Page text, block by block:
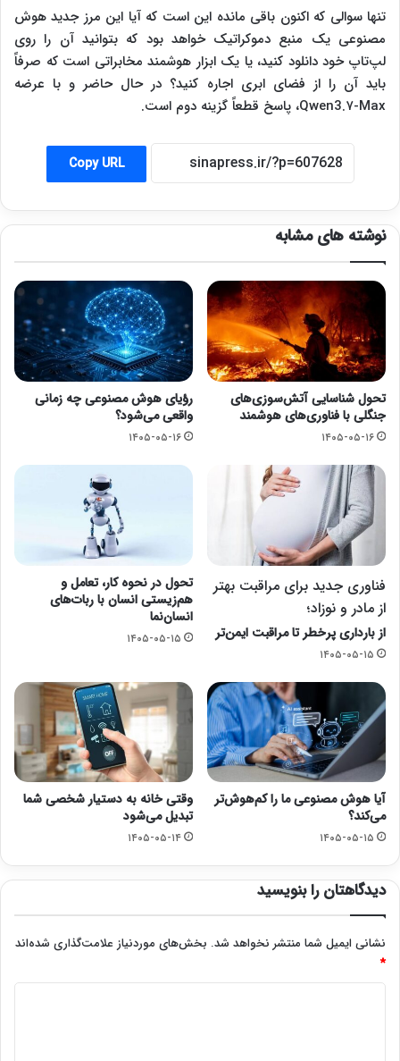
تنها سوالی که اکنون باقی مانده این است که آیا این مرز جدید هوش
مصنوعی یک منبع دموکراتیک خواهد بود که بتوانید آن را روی
لپ‌تاپ خود دانلود کنید، یا یک ابزار هوشمند مخابراتی است که صرفاً
باید آن را از فضای ابری اجاره کنید؟ در حال حاضر و با عرضه
Qwen3.۷-Max، پاسخ قطعاً گزینه دوم است.
Copy URL
نوشته های مشابه
تحول شناسایی آتش‌سوزی‌های
جنگلی با فناوری‌های هوشمند
۱۴۰۵-۰۵-۱۶
رؤیای هوش مصنوعی چه زمانی
واقعی می‌شود؟
۱۴۰۵-۰۵-۱۶
فناوری جدید برای مراقبت بهتر
از مادر و نوزاد؛
از بارداری پرخطر تا مراقبت ایمن‌تر
۱۴۰۵-۰۵-۱۵
تحول در نحوه کار، تعامل و
هم‌زیستی انسان با ربات‌های
انسان‌نما
۱۴۰۵-۰۵-۱۵
آیا هوش مصنوعی ما را کم‌هوش‌تر
می‌کند؟
۱۴۰۵-۰۵-۱۵
وقتی خانه به دستیار شخصی شما
تبدیل می‌شود
۱۴۰۵-۰۵-۱۴
دیدگاهتان را بنویسید
نشانی ایمیل شما منتشر نخواهد شد. بخش‌های موردنیاز علامت‌گذاری شده‌اند
*